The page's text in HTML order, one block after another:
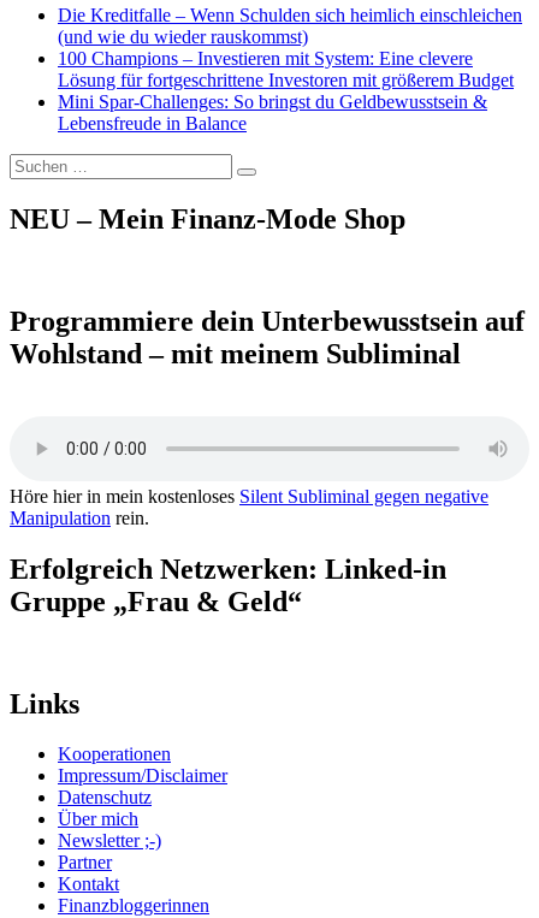
Die Kreditfalle – Wenn Schulden sich heimlich einschleichen
(und wie du wieder rauskommst)
100 Champions – Investieren mit System: Eine clevere
Lösung für fortgeschrittene Investoren mit größerem Budget
Mini Spar-Challenges: So bringst du Geldbewusstsein &
Lebensfreude in Balance
Suchen
nach:
Suchen
NEU – Mein Finanz-Mode Shop
Programmiere dein Unterbewusstsein auf
Wohlstand – mit meinem Subliminal
Höre hier in mein kostenloses Silent Subliminal gegen negative
Manipulation rein.
Erfolgreich Netzwerken: Linked-in
Gruppe „Frau & Geld“
Links
Kooperationen
Impressum/Disclaimer
Datenschutz
Über mich
Newsletter ;-)
Partner
Kontakt
Finanzbloggerinnen